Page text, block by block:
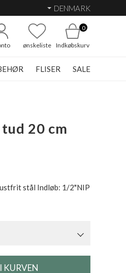
DENMARK
ønskeliste
0
Indkøbskurv
FLISER SALE
20 cm
stål Indløb: 1/2"NIP